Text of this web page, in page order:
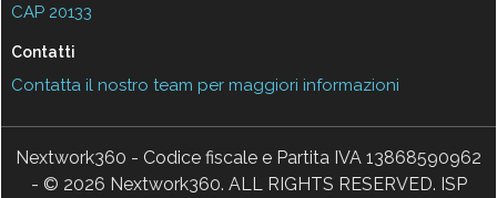
CAP 20133
Contatti
Contatta il nostro team per maggiori informazioni
Nextwork360 - Codice fiscale e Partita IVA 13868590962
- © 2026 Nextwork360. ALL RIGHTS RESERVED. ISP